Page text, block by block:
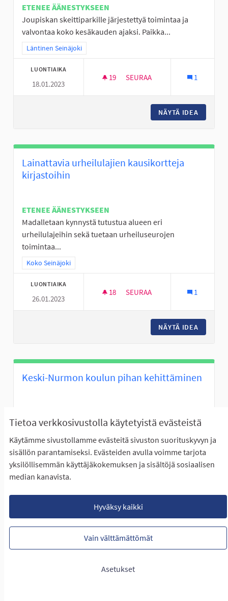
Tietoa verkkosivustolla käytetyistä evästeistä
Käytämme sivustollamme evästeitä sivuston suorituskyvyn ja
sisällön parantamiseksi. Evästeiden avulla voimme tarjota
yksilöllisemmän käyttäjäkokemuksen ja sisältöjä sosiaalisen
median kanavista.
Hyväksy kaikki
Vain välttämättömät
Asetukset
ETENEE ÄÄNESTYKSEEN
Joupiskan skeittiparkille järjestettyä toimintaa ja
valvontaa koko kesäkauden ajaksi. Paikka...
Rajaa tulokset teeman mukaan: Läntinen Seinäjoki
Läntinen Seinäjoki
LUONTIAIKA
18.01.2023
19 19 SEURAAJAA
SEURAA 1
NÄYTÄ IDEA
Lainattavia urheilulajien kausikortteja
kirjastoihin
ETENEE ÄÄNESTYKSEEN
Madalletaan kynnystä tutustua alueen eri
urheilulajeihin sekä tuetaan urheiluseurojen
toimintaa...
Rajaa tulokset teeman mukaan: Koko Seinäjoki
Koko Seinäjoki
LUONTIAIKA
26.01.2023
18 18 SEURAAJAA
SEURAA 1
NÄYTÄ IDEA
Keski-Nurmon koulun pihan kehittäminen
Keski-Nurmon koulun oppilaskunnan hallitus esittää
seuraavanlaisia toiveita Keski-Nurmon koulun...
Rajaa tulokset teeman mukaan: Itäinen Seinäjoki
Itäinen Seinäjoki
LUONTIAIKA
NÄYTÄ IDEAKESKI-